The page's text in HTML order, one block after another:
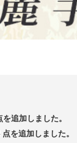
追加しました。
を追加しました。